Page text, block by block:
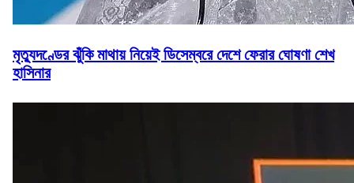
মৃত্যুদণ্ডের ঝুঁকি মাথায় নিয়েই ডিসেম্বরে দেশে ফেরার ঘোষণা শেখ
হাসিনার